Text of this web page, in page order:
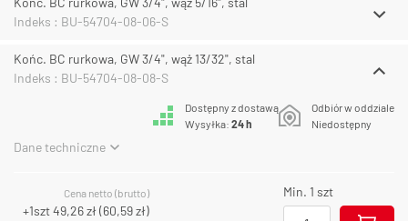
Indeks : BU-54704-08-06-S
Końc. BC rurkowa, GW 3/4", wąż 13/32", stal
Indeks : BU-54704-08-08-S
Dostępny z dostawą
Wysyłka: 24 h
Odbiór w oddziale
Niedostępny
Dane techniczne
Cena netto (brutto)
+1szt49,26 zł(60,59 zł)
Min. 1 szt